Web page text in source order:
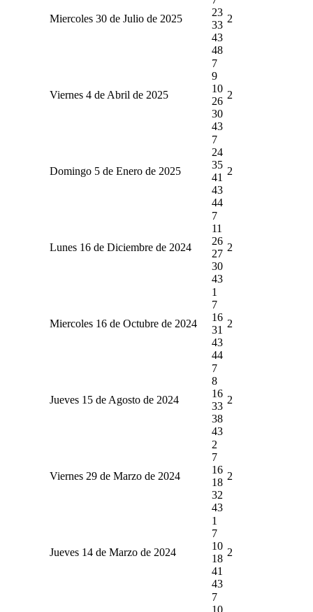
Miercoles 30 de Julio de 2025
23
33
43
48
2
Viernes 4 de Abril de 2025
7
9
10
26
30
43
2
Domingo 5 de Enero de 2025
7
24
35
41
43
44
2
Lunes 16 de Diciembre de 2024
7
11
26
27
30
43
2
Miercoles 16 de Octubre de 2024
1
7
16
31
43
44
2
Jueves 15 de Agosto de 2024
7
8
16
33
38
43
2
Viernes 29 de Marzo de 2024
2
7
16
18
32
43
2
Jueves 14 de Marzo de 2024
1
7
10
18
41
43
2
7
10